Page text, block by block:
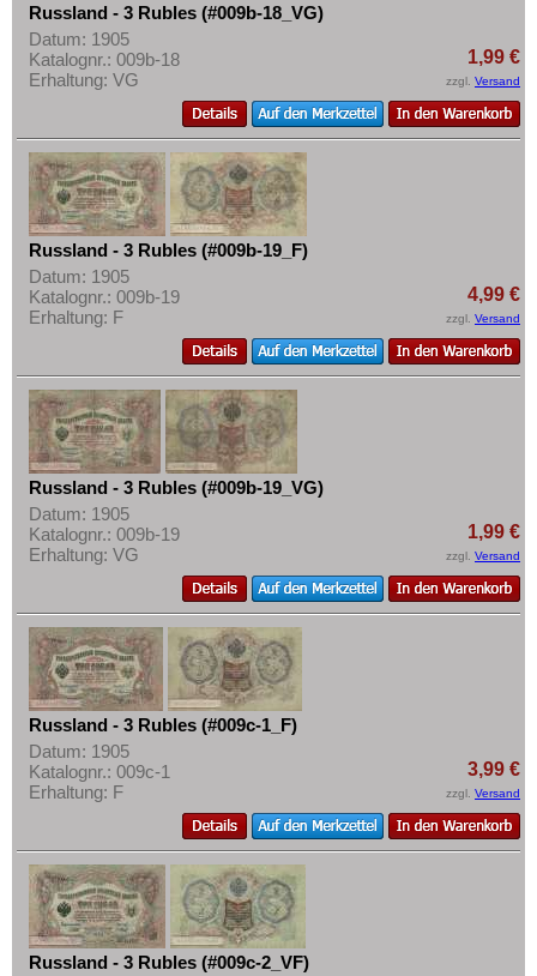
Russland - 3 Rubles (#009b-18_VG)
Datum: 1905
Katalognr.: 009b-18
Erhaltung: VG
1,99 €
zzgl. Versand
Russland - 3 Rubles (#009b-19_F)
Datum: 1905
Katalognr.: 009b-19
Erhaltung: F
4,99 €
zzgl. Versand
Russland - 3 Rubles (#009b-19_VG)
Datum: 1905
Katalognr.: 009b-19
Erhaltung: VG
1,99 €
zzgl. Versand
Russland - 3 Rubles (#009c-1_F)
Datum: 1905
Katalognr.: 009c-1
Erhaltung: F
3,99 €
zzgl. Versand
Russland - 3 Rubles (#009c-2_VF)